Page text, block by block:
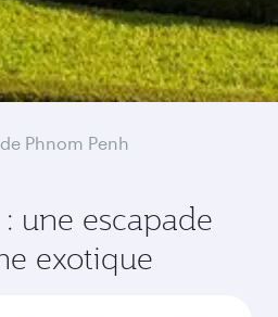
Phnom Penh
une escapade
exotique